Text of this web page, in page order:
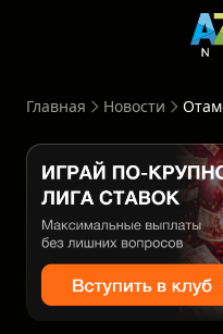
Главная Новости